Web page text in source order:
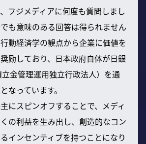
フジメディアに何度も質問しまし
も意味のある回答は得られません
動経済学の観点から企業に価値を
励しており、日本政府自体が日銀
金管理運用独立行政法人）を通
なっています。
にスピンオフすることで、メディ
の利益を生み出し、創造的なコン
インセンティブを持つことになり